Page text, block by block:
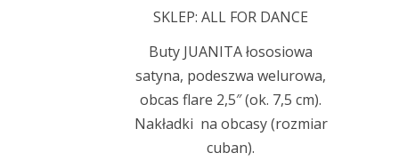
SKLEP: ALL FOR DANCE
Buty JUANITA łososiowa
satyna, podeszwa welurowa,
obcas flare 2,5″ (ok. 7,5 cm).
Nakładki na obcasy (rozmiar
cuban).